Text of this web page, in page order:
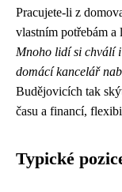
Pracujete-li z
vlastním potřebám a
Mnoho lidí si chválí
domácí kancelář
Budějovicích tak
času a financí,
Typické